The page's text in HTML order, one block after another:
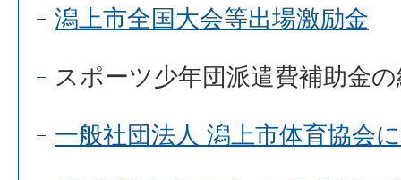
潟上市全国大会等出場激励金
スポーツ少年団派遣費補助金
一般社団法人 潟上市体育協会